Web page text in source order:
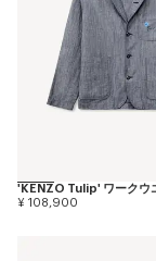
¥ 108,900